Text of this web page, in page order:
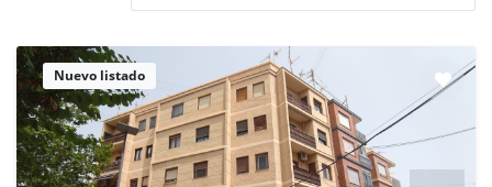
Nuevo listado